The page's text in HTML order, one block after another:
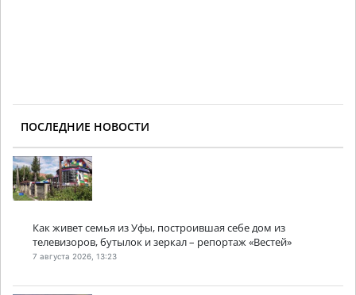
ПОСЛЕДНИЕ НОВОСТИ
Как живет семья из Уфы, построившая себе дом из
телевизоров, бутылок и зеркал – репортаж «Вестей»
7 августа 2026, 13:23